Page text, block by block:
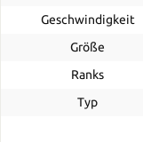
Geschwindigkeit
Größe
Ranks
Typ